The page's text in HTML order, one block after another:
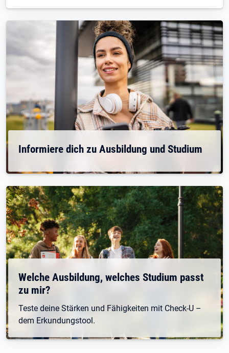
Informiere dich zu Ausbildung und Studium
Welche Ausbildung, welches Studium passt
zu mir?
Teste deine Stärken und Fähigkeiten mit Check-U –
dem Erkundungstool.